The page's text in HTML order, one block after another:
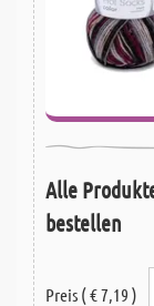
Alle
bestellen
Preis ( € 7,19 )